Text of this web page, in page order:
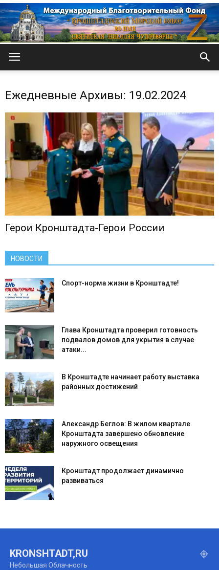
собор
Ежедневные Архивы: 19.02.2024
Герои Кронштадта-Герои России
НОВОСТИ
Спорт-норма жизни в Кронштадте!
Глава Кронштадта проверил готовность
подвалов домов для укрытия в случае
атаки...
В Кронштадте начинает работу выставка
районных достижений
Александр Беглов: В жилом квартале
Кронштадта завершено обновление
наружного освещения
Кронштадт продолжает динамично
развиваться
KRONSHTADT,RU
Небольшая Облачность